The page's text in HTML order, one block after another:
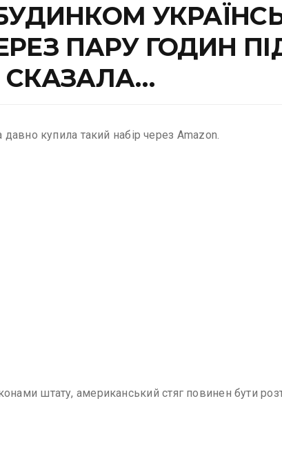
ПАРУ ГОДИН
СКАЗАЛА…
купила такий набір через Amazon.
штату, американський стяг повинен бути